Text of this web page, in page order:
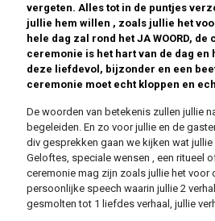
vergeten. Alles tot in de puntjes
jullie hem willen , zoals jullie het
hele dag zal rond het JA WOORD,
ceremonie is het hart van de dag en
deze liefdevol, bijzonder en een
ceremonie moet echt kloppen en
De woorden van betekenis zullen jullie
begeleiden. En zo voor jullie en de
div gesprekken gaan we kijken wat
Geloftes, speciale wensen , een ritueel
ceremonie mag zijn zoals jullie het voor
persoonlijke speech waarin jullie 2
gesmolten tot 1 liefdes verhaal, jullie